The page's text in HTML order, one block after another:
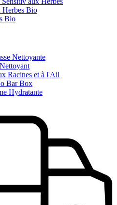
Herbes Bio
Bio
Nettoyante
Racines et à l'Ail
Bar Box
Hydratante